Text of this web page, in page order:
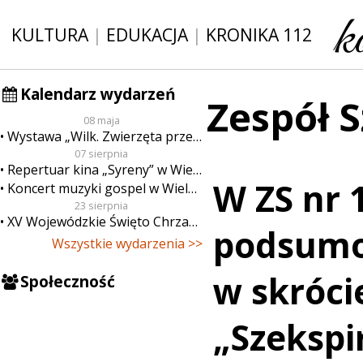
KULTURA| EDUKACJA| KRONIKA 112
Kalendarz wydarzeń
08 maja
Wystawa „Wilk. Zwierzęta przeklęte”
07 sierpnia
Repertuar kina „Syreny” w Wieluniu w dn. od 7 do 13 sierpnia
Koncert muzyki gospel w Wieluniu
23 sierpnia
XV Wojewódzkie Święto Chrzanu
Wszystkie wydarzenia >>
Społeczność
Zespół
W ZS nr
w